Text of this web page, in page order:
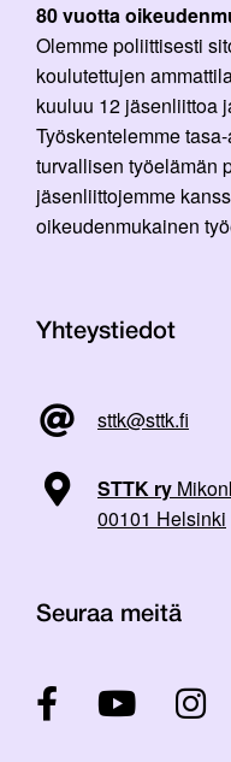
80 vuotta
Olemme poliittisesti
koulutettujen
kuuluu 12 jäsenliittoa
Työskentelemme
turvallisen työelämän
jäsenliittojemme
oikeudenmukainen
Yhteystiedot
sttk@sttk.fi
STTK ry
00101 Helsinki
Seuraa meitä